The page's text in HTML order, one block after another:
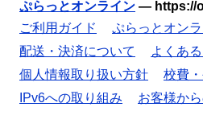
ぷらっとオンライン — https://
ご利用ガイド
ぷらっとオン
配送・決済について
よくあ
個人情報取り扱い方針
校費
IPv6への取り組み
お客様か